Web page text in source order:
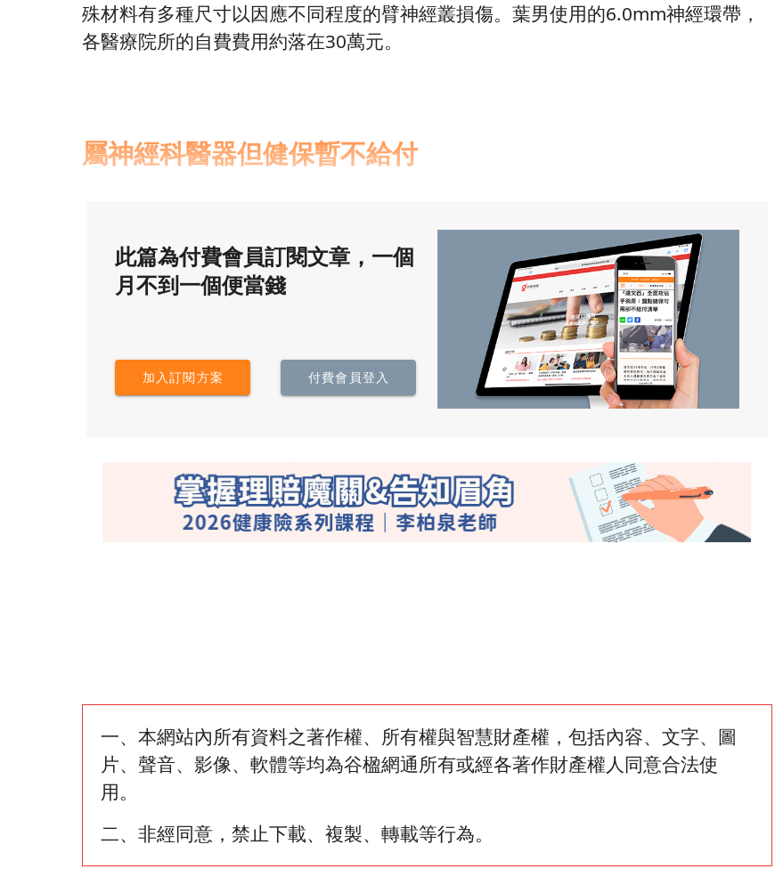
殊材料有多種尺寸以因應不同程度的臂神經叢損傷。葉男使用的6.0mm神經環帶，
各醫療院所的自費費用約落在30萬元。
屬神經科醫器但健保暫不給付
此篇為付費會員訂閱文章，一個
月不到一個便當錢
加入訂閱方案 付費會員登入
一、本網站內所有資料之著作權、所有權與智慧財產權，包括內容、文字、圖
片、聲音、影像、軟體等均為谷楹網通所有或經各著作財產權人同意合法使
用。
二、非經同意，禁止下載、複製、轉載等行為。